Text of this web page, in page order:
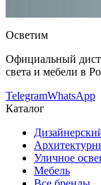
Осветим
Официальный
света и мебели в
TelegramWhatsApp
Каталог
Уличное
Мебель